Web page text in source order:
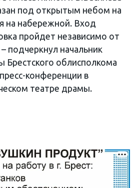
под открытым небом на
на набережной. Вход
пройдет независимо от
подчеркнул начальник
Брестского облисполкома
конференции в
театре драмы.